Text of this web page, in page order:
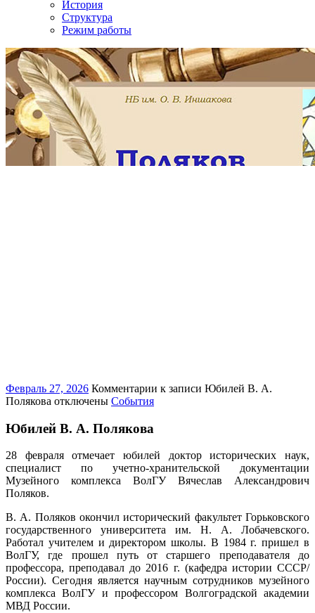
История
Структура
Режим работы
Февраль 27, 2026 Комментарии к записи Юбилей В. А.
Полякова отключены События
Юбилей В. А. Полякова
28 февраля отмечает юбилей доктор исторических наук,
специалист по учетно-хранительской документации
Музейного комплекса ВолГУ Вячеслав Александрович
Поляков.
В. А. Поляков окончил исторический факультет Горьковского
государственного университета им. Н. А. Лобачевского.
Работал учителем и директором школы. В 1984 г. пришел в
ВолГУ, где прошел путь от старшего преподавателя до
профессора, преподавал до 2016 г. (кафедра истории СССР/
России). Сегодня является научным сотрудников музейного
комплекса ВолГУ и профессором Волгоградской академии
МВД России.